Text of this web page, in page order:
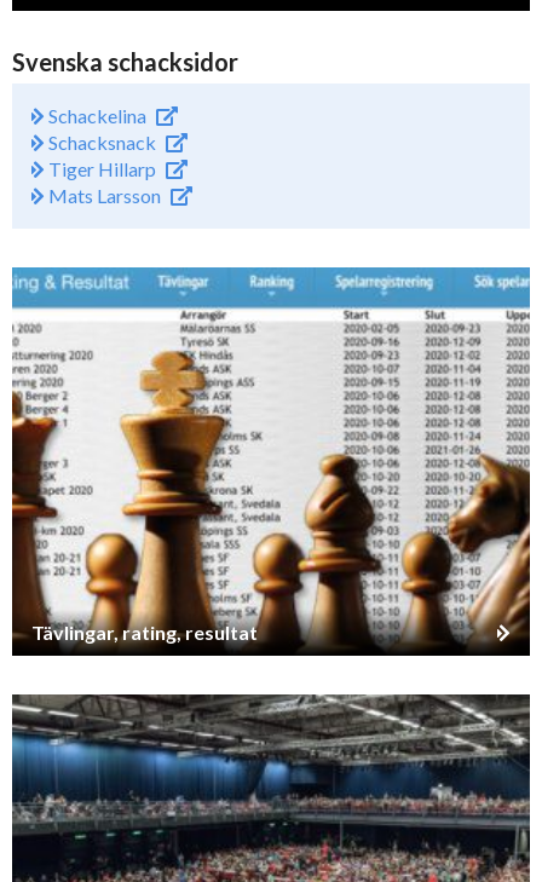
Svenska schacksidor
Schackelina
Schacksnack
Tiger Hillarp
Mats Larsson
Tävlingar, rating, resultat